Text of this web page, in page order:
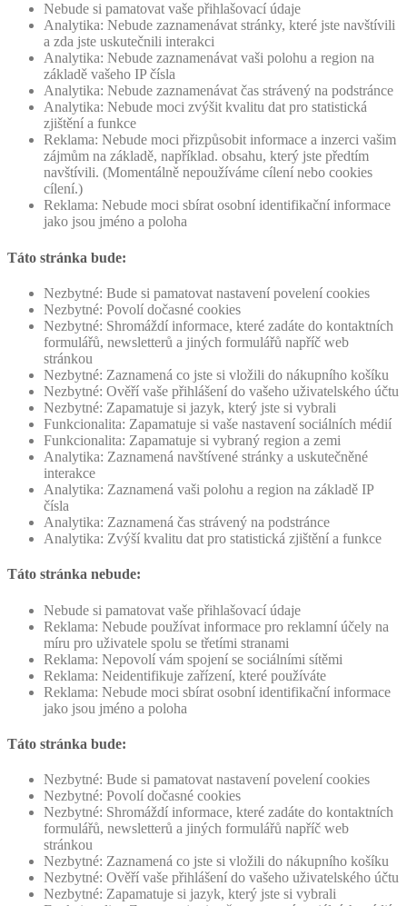
Nebude si pamatovat vaše přihlašovací údaje
Analytika: Nebude zaznamenávat stránky, které jste navštívili
a zda jste uskutečnili interakci
Analytika: Nebude zaznamenávat vaši polohu a region na
základě vašeho IP čísla
Analytika: Nebude zaznamenávat čas strávený na podstránce
Analytika: Nebude moci zvýšit kvalitu dat pro statistická
zjištění a funkce
Reklama: Nebude moci přizpůsobit informace a inzerci vašim
zájmům na základě, například. obsahu, který jste předtím
navštívili. (Momentálně nepoužíváme cílení nebo cookies
cílení.)
Reklama: Nebude moci sbírat osobní identifikační informace
jako jsou jméno a poloha
Táto stránka bude:
Nezbytné: Bude si pamatovat nastavení povelení cookies
Nezbytné: Povolí dočasné cookies
Nezbytné: Shromáždí informace, které zadáte do kontaktních
formulářů, newsletterů a jiných formulářů napříč web
stránkou
Nezbytné: Zaznamená co jste si vložili do nákupního košíku
Nezbytné: Ověří vaše přihlášení do vašeho uživatelského účtu
Nezbytné: Zapamatuje si jazyk, který jste si vybrali
Funkcionalita: Zapamatuje si vaše nastavení sociálních médií
Funkcionalita: Zapamatuje si vybraný region a zemi
Analytika: Zaznamená navštívené stránky a uskutečněné
interakce
Analytika: Zaznamená vaši polohu a region na základě IP
čísla
Analytika: Zaznamená čas strávený na podstránce
Analytika: Zvýší kvalitu dat pro statistická zjištění a funkce
Táto stránka nebude:
Nebude si pamatovat vaše přihlašovací údaje
Reklama: Nebude používat informace pro reklamní účely na
míru pro uživatele spolu se třetími stranami
Reklama: Nepovolí vám spojení se sociálními sítěmi
Reklama: Neidentifikuje zařízení, které používáte
Reklama: Nebude moci sbírat osobní identifikační informace
jako jsou jméno a poloha
Táto stránka bude:
Nezbytné: Bude si pamatovat nastavení povelení cookies
Nezbytné: Povolí dočasné cookies
Nezbytné: Shromáždí informace, které zadáte do kontaktních
formulářů, newsletterů a jiných formulářů napříč web
stránkou
Nezbytné: Zaznamená co jste si vložili do nákupního košíku
Nezbytné: Ověří vaše přihlášení do vašeho uživatelského účtu
Nezbytné: Zapamatuje si jazyk, který jste si vybrali